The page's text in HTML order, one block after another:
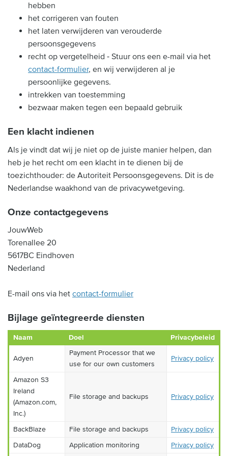
hebben
het corrigeren van fouten
het laten verwijderen van verouderde
persoonsgegevens
recht op vergetelheid ‐ Stuur ons een e-mail via het
contact-formulier, en wij verwijderen al je
persoonlijke gegevens.
intrekken van toestemming
bezwaar maken tegen een bepaald gebruik
Een klacht indienen
Als je vindt dat wij je niet op de juiste manier helpen, dan
heb je het recht om een klacht in te dienen bij de
toezichthouder: de Autoriteit Persoonsgegevens. Dit is de
Nederlandse waakhond van de privacywetgeving.
Onze contactgegevens
JouwWeb
Torenallee 20
5617BC Eindhoven
Nederland
E-mail ons via het contact-formulier
Bijlage geïntegreerde diensten
Naam Doel Privacybeleid
Adyen
Payment Processor that we
use for our own customers
Privacy policy
Amazon S3
Ireland
(Amazon.com,
Inc.)
File storage and backups Privacy policy
BackBlaze File storage and backups
Privacy policy
DataDog
Application monitoring Privacy policy